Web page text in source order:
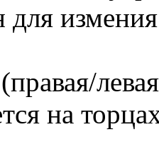
для
на